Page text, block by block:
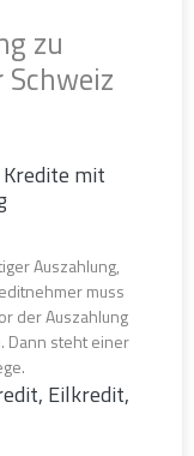
zu
Kredite mit
Auszahlung,
muss
der Auszahlung
Dann steht einer
Eilkredit,